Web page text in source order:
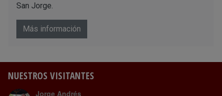
San Jorge.
Más información
NUESTROS VISITANTES
Jorge Andrés